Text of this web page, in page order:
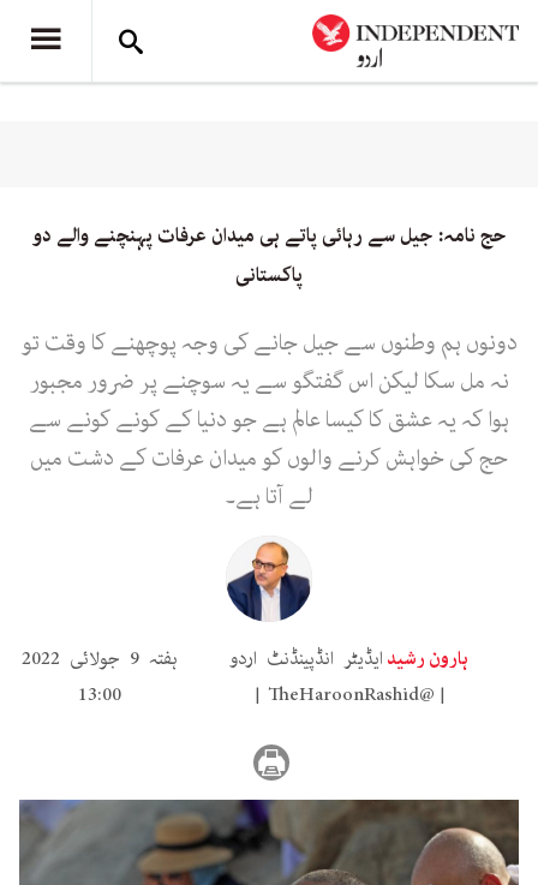
حج نامہ: جیل سے رہائی پاتے ہی میدان عرفات پہنچنے والے دو
پاکستانی
دونوں ہم وطنوں سے جیل جانے کی وجہ پوچھنے کا وقت تو
نہ مل سکا لیکن اس گفتگو سے یہ سوچنے پر ضرور مجبور
ہوا کہ یہ عشق کا کیسا عالم ہے جو دنیا کے کونے کونے سے
حج کی خواہش کرنے والوں کو میدان عرفات کے دشت میں
لے آتا ہے۔
ہارون رشید ایڈیٹر انڈپینڈنٹ اردو
TheHaroonRashid@
ہفتہ 9 جولائی 2022
13:00